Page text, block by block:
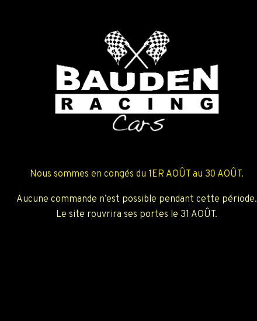
Nous sommes en congés du 1ER AOÛT au 30 AOÛT.
Aucune commande n’est possible pendant cette période.
Le site rouvrira ses portes le 31 AOÛT.